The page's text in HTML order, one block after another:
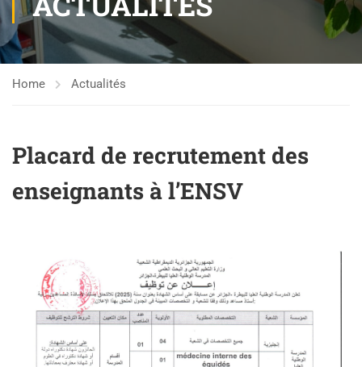
Home Actualités
Placard de recrutement des
enseignants à l’ENSV